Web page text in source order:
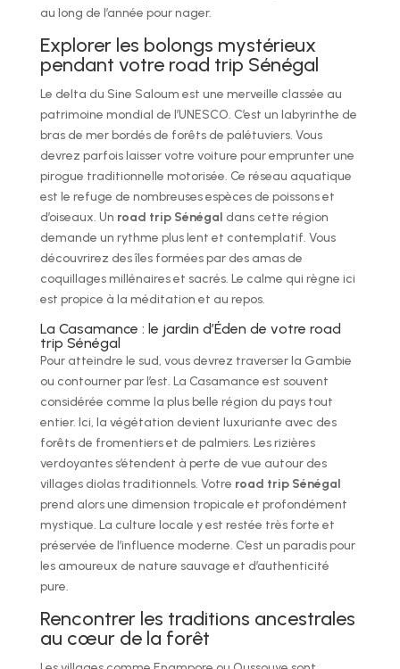
au long de l’année pour nager.
Explorer les bolongs mystérieux
pendant votre road trip Sénégal
Le delta du Sine Saloum est une merveille classée au
patrimoine mondial de l’UNESCO. C’est un labyrinthe de
bras de mer bordés de forêts de palétuviers. Vous
devrez parfois laisser votre voiture pour emprunter une
pirogue traditionnelle motorisée. Ce réseau aquatique
est le refuge de nombreuses espèces de poissons et
d’oiseaux. Un road trip Sénégal dans cette région
demande un rythme plus lent et contemplatif. Vous
découvrirez des îles formées par des amas de
coquillages millénaires et sacrés. Le calme qui règne ici
est propice à la méditation et au repos.
La Casamance : le jardin d’Éden de votre road
trip Sénégal
Pour atteindre le sud, vous devrez traverser la Gambie
ou contourner par l’est. La Casamance est souvent
considérée comme la plus belle région du pays tout
entier. Ici, la végétation devient luxuriante avec des
forêts de fromentiers et de palmiers. Les rizières
verdoyantes s’étendent à perte de vue autour des
villages diolas traditionnels. Votre road trip Sénégal
prend alors une dimension tropicale et profondément
mystique. La culture locale y est restée très forte et
préservée de l’influence moderne. C’est un paradis pour
les amoureux de nature sauvage et d’authenticité
pure.
Rencontrer les traditions ancestrales
au cœur de la forêt